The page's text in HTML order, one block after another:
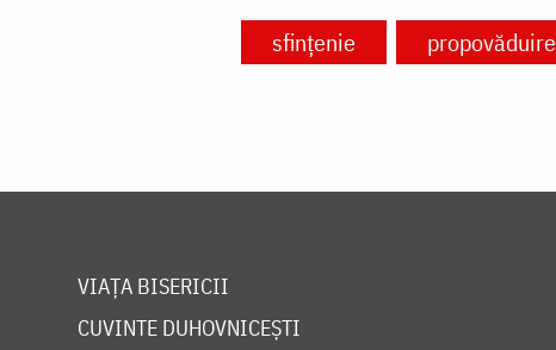
sfințenie propovăduire
VIAȚA BISERICII
CUVINTE DUHOVNICEȘTI